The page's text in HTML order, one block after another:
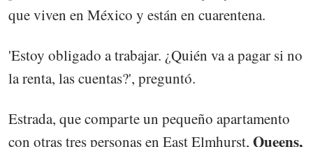
que viven en México y están en cuarentena.
'Estoy obligado a trabajar. ¿Quién va a pagar si no
la renta, las cuentas?', preguntó.
Estrada, que comparte un pequeño apartamento
con otras tres personas en East Elmhurst, Queens,